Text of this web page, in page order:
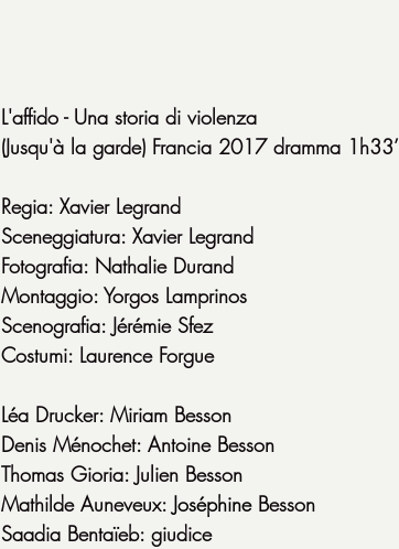
L'affido - Una storia di violenza
(Jusqu'à la garde) Francia 2017 dramma 1h33’
Regia: Xavier Legrand
Sceneggiatura: Xavier Legrand
Fotografia: Nathalie Durand
Montaggio: Yorgos Lamprinos
Scenografia: Jérémie Sfez
Costumi: Laurence Forgue
Léa Drucker: Miriam Besson
Denis Ménochet: Antoine Besson
Thomas Gioria: Julien Besson
Mathilde Auneveux: Joséphine Besson
Saadia Bentaïeb: giudice